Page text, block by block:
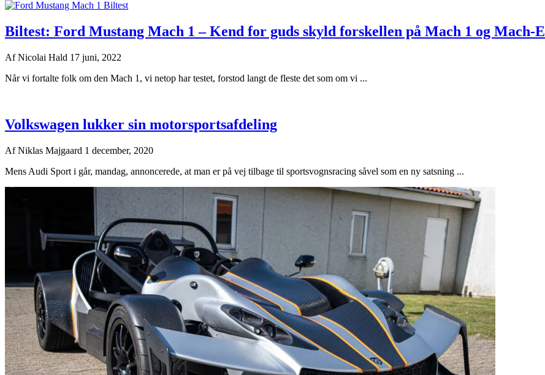
Biltest: Ford Mustang Mach 1 – Kend for guds skyld forskellen på Mach 1 og Mach-E
AfNicolai Hald 17 juni, 2022
Når vi fortalte folk om den Mach 1, vi netop har testet, forstod langt de fleste det som om vi ...
Volkswagen lukker sin motorsportsafdeling
AfNiklas Majgaard 1 december, 2020
Mens Audi Sport i går, mandag, annoncerede, at man er på vej tilbage til sportsvognsracing såvel som en ny satsning ...